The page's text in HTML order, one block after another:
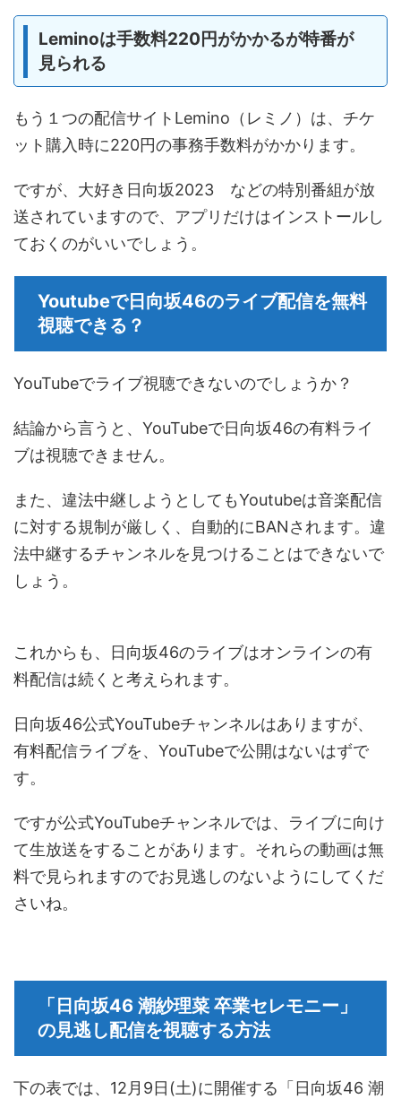
Leminoは手数料220円がかかるが特番が
見られる
もう１つの配信サイトLemino（レミノ）は、チケ
ット購入時に220円の事務手数料がかかります。
ですが、大好き日向坂2023 などの特別番組が放
送されていますので、アプリだけはインストールし
ておくのがいいでしょう。
Youtubeで日向坂46のライブ配信を無料
視聴できる？
YouTubeでライブ視聴できないのでしょうか？
結論から言うと、YouTubeで日向坂46の有料ライ
ブは視聴できません。
また、違法中継しようとしてもYoutubeは音楽配信
に対する規制が厳しく、自動的にBANされます。違
法中継するチャンネルを見つけることはできないで
しょう。
これからも、日向坂46のライブはオンラインの有
料配信は続くと考えられます。
日向坂46公式YouTubeチャンネルはありますが、
有料配信ライブを、YouTubeで公開はないはずで
す。
ですが公式YouTubeチャンネルでは、ライブに向け
て生放送をすることがあります。それらの動画は無
料で見られますのでお見逃しのないようにしてくだ
さいね。
「日向坂46 潮紗理菜 卒業セレモニー」
の見逃し配信を視聴する方法
下の表では、12月9日(土)に開催する「日向坂46 潮